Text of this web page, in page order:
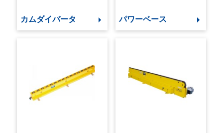
カムダイバータ パワーベース